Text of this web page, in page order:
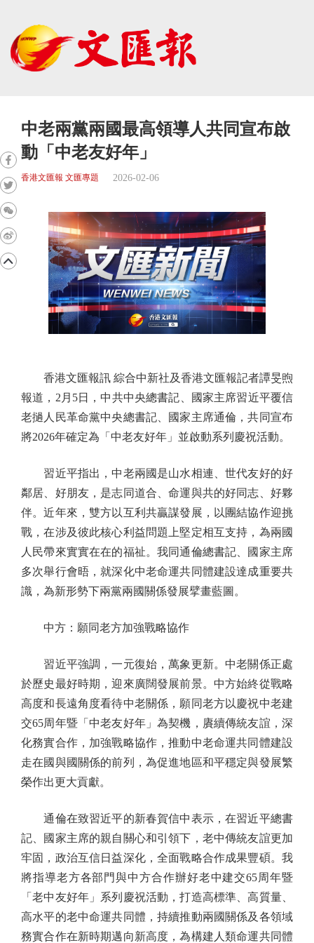
中老兩黨兩國最高領導人共同宣布啟
動「中老友好年」
香港文匯報 文匯專題 2026-02-06
香港文匯報訊 綜合中新社及香港文匯報記者譚旻煦
報道，2月5日，中共中央總書記、國家主席習近平覆信
老撾人民革命黨中央總書記、國家主席通倫，共同宣布
將2026年確定為「中老友好年」並啟動系列慶祝活動。
習近平指出，中老兩國是山水相連、世代友好的好
鄰居、好朋友，是志同道合、命運與共的好同志、好夥
伴。近年來，雙方以互利共贏謀發展，以團結協作迎挑
戰，在涉及彼此核心利益問題上堅定相互支持，為兩國
人民帶來實實在在的福祉。我同通倫總書記、國家主席
多次舉行會晤，就深化中老命運共同體建設達成重要共
識，為新形勢下兩黨兩國關係發展擘畫藍圖。
中方：願同老方加強戰略協作
習近平強調，一元復始，萬象更新。中老關係正處
於歷史最好時期，迎來廣闊發展前景。中方始終從戰略
高度和長遠角度看待中老關係，願同老方以慶祝中老建
交65周年暨「中老友好年」為契機，賡續傳統友誼，深
化務實合作，加強戰略協作，推動中老命運共同體建設
走在國與國關係的前列，為促進地區和平穩定與發展繁
榮作出更大貢獻。
通倫在致習近平的新春賀信中表示，在習近平總書
記、國家主席的親自關心和引領下，老中傳統友誼更加
牢固，政治互信日益深化，全面戰略合作成果豐碩。我
將指導老方各部門與中方合作辦好老中建交65周年暨
「老中友好年」系列慶祝活動，打造高標準、高質量、
高水平的老中命運共同體，持續推動兩國關係及各領域
務實合作在新時期邁向新高度，為構建人類命運共同體